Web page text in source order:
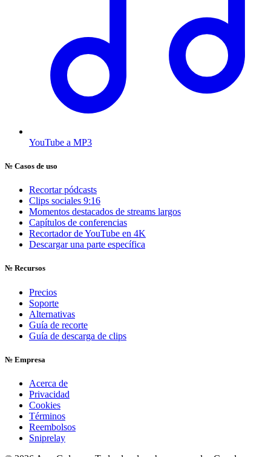
YouTube a MP3
№ Casos de uso
Recortar pódcasts
Clips sociales 9:16
Momentos destacados de streams largos
Capítulos de conferencias
Recortador de YouTube en 4K
Descargar una parte específica
№ Recursos
Precios
Soporte
Alternativas
Guía de recorte
Guía de descarga de clips
№ Empresa
Acerca de
Privacidad
Cookies
Términos
Reembolsos
Sniprelay